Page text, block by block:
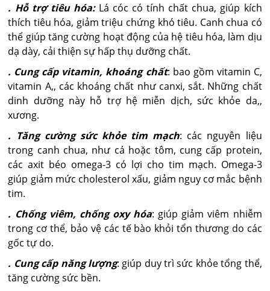
. Hỗ trợ tiêu hóa:Lá cóc có tính chất chua, giúp kích
thích tiêu hóa, giảm triệu chứng khó tiêu. Canh chua có
thể giúp tăng cường hoạt động của hệ tiêu hóa, làm dịu
dạ dày, cải thiện sự hấp thụ dưỡng chất.
. Cung cấp vitamin, khoáng chất: bao gồm vitamin C,
vitamin A,, các khoáng chất như canxi, sắt. Những chất
dinh dưỡng này hỗ trợ hệ miễn dịch, sức khỏe da,,
xương.
. Tăng cường sức khỏe tim mạch: các nguyên liệu
trong canh chua, như cá hoặc tôm, cung cấp protein,
các axit béo omega-3 có lợi cho tim mạch. Omega-3
giúp giảm mức cholesterol xấu, giảm nguy cơ mắc bệnh
tim.
. Chống viêm, chống oxy hóa: giúp giảm viêm nhiễm
trong cơ thể, bảo vệ các tế bào khỏi tổn thương do các
gốc tự do.
. Cung cấp năng lượng: giúp duy trì sức khỏe tổng thể,
tăng cường sức bền.